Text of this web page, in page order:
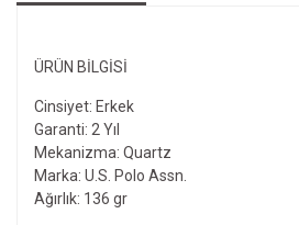
ÜRÜN BILGISI
Cinsiyet: Erkek
Garanti: 2 Yıl
Mekanizma: Quartz
Marka: U.S. Polo Assn.
Ağırlık: 136 gr